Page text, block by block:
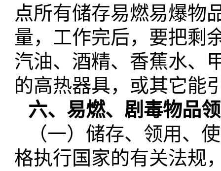
点所有储存易燃易爆物
量，工作完后，要把剩
汽油、酒精、香蕉水、
的高热器具，或其它能
六、易燃、剧毒物品
（一）储存、领用、
格执行国家的有关法规